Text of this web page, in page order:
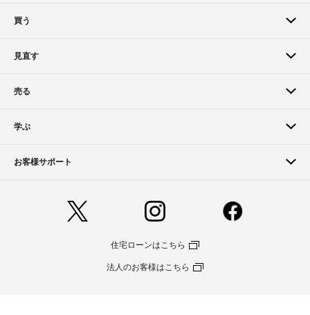
買う
見直す
売る
学ぶ
お客様サポート
住宅ローンはこちら
法人のお客様はこちら